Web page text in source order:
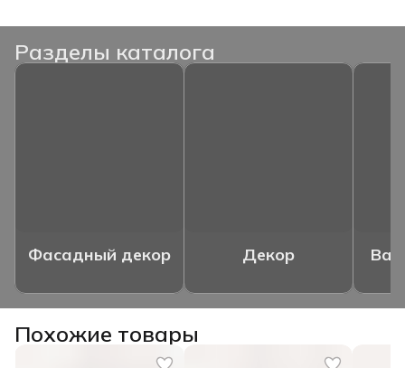
Разделы каталога
Фасадный декор Декор
Похожие товары